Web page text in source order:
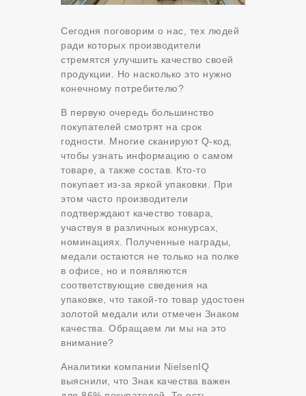
Сегодня поговорим о нас, тех людей
ради которых производители
стремятся улучшить качество своей
продукции. Но насколько это нужно
конечному потребителю?
В первую очередь большинство
покупателей смотрят на срок
годности. Многие сканируют Q-код,
чтобы узнать информацию о самом
товаре, а также состав. Кто-то
покупает из-за яркой упаковки. При
этом часто производители
подтверждают качество товара,
участвуя в различных конкурсах,
номинациях. Полученные награды,
медали остаются не только на полке
в офисе, но и появляются
соответствующие сведения на
упаковке, что такой-то товар удостоен
золотой медали или отмечен Знаком
качества. Обращаем ли мы на это
внимание?
Аналитики компании NielsenIQ
выяснили, что Знак качества важен